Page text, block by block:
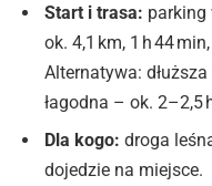
Start i trasa: parking
ok. 4,1 km, 1 h 44
Alternatywa:
łagodna – ok. 2–2,5
Dla kogo: droga
dojedzie na miejsce.